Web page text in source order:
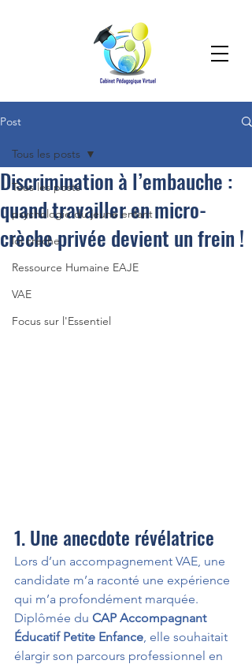
Post
Tous les posts
psychologie du jeune enfant
loi crèche
Ressource Humaine EAJE
VAE
Focus sur l'Essentiel
Tous les posts
Discrimination à l’embauche :
quand travailler en micro-
crèche privée devient un frein !
1. Une anecdote révélatrice
Lors d’un accompagnement VAE, une
candidate m’a raconté une expérience
qui m’a profondément marquée.
Diplômée du CAP Accompagnant
Éducatif Petite Enfance, elle souhaitait
élargir son parcours professionnel en